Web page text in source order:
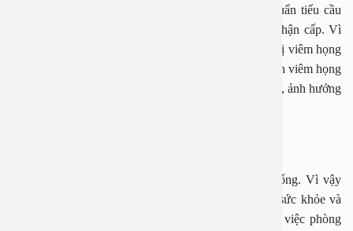
Đặc biệt nguy hiểm nếu trẻ bị viêm họng do vi khuẩn tiểu cầu
nhóm A gây nên sẽ ảnh hưởng tới tim và viêm cầu thận cấp. Vì
vậy bệnh viêm họng cấp ở trẻ nếu không được điều trị viêm họng
cấp ở trẻ em kịp thời sẽ dẫn đến chuyển sang giai đoạn viêm họng
mạn tính và tái phát đi tái phát lại nhiều lần trong năm, ảnh hưởng
Đối với bất cứ bệnh nào thì phòng cũng tốt hơn chống. Vì vậy
cần chủ động phòng tránh để không ảnh hưởng tới sức khỏe và
đời sống sinh hoạt sau này của bệnh nhân. Đặc biệt việc phòng